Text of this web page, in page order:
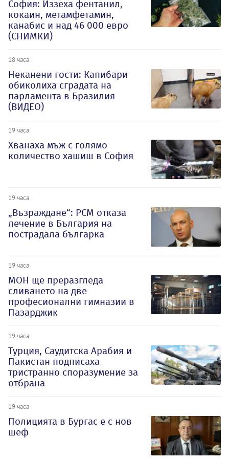
София: Иззеха фентанил,
кокаин, метамфетамин,
канабис и над 46 000 евро
(СНИМКИ)
18 часа
Неканени гости: Капибари
обиколиха сградата на
парламента в Бразилия
(ВИДЕО)
19 часа
Хванаха мъж с голямо
количество хашиш в София
19 часа
„Възраждане“: РСМ отказа
лечение в България на
пострадала българка
19 часа
МОН ще преразгледа
сливането на две
професионални гимназии в
Пазарджик
19 часа
Турция, Саудитска Арабия и
Пакистан подписаха
тристранно споразумение за
отбрана
19 часа
Полицията в Бургас е с нов
шеф